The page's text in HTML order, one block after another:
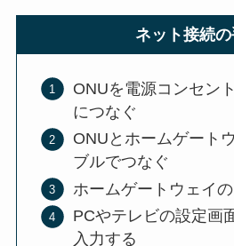
ネット接続
ONUを電源コンセン
につなぐ
ONUとホームゲート
ブルでつなぐ
ホームゲートウェイ
PCやテレビの設定画
入力する